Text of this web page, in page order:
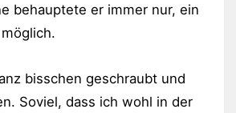
behauptete er immer nur, ein
bisschen geschraubt und
Soviel, dass ich wohl in der